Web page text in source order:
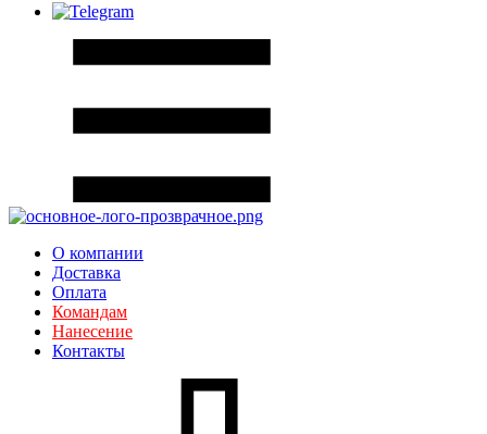
О компании
Доставка
Оплата
Командам
Нанесение
Контакты